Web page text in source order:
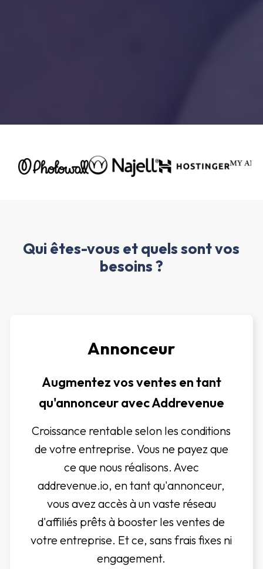
Qui êtes-vous et quels sont vos
besoins ?
Annonceur
Augmentez vos ventes en tant
qu'annonceur avec Addrevenue
Croissance rentable selon les conditions
de votre entreprise. Vous ne payez que
ce que nous réalisons. Avec
addrevenue.io, en tant qu'annonceur,
vous avez accès à un vaste réseau
d'affiliés prêts à booster les ventes de
votre entreprise. Et ce, sans frais fixes ni
engagement.